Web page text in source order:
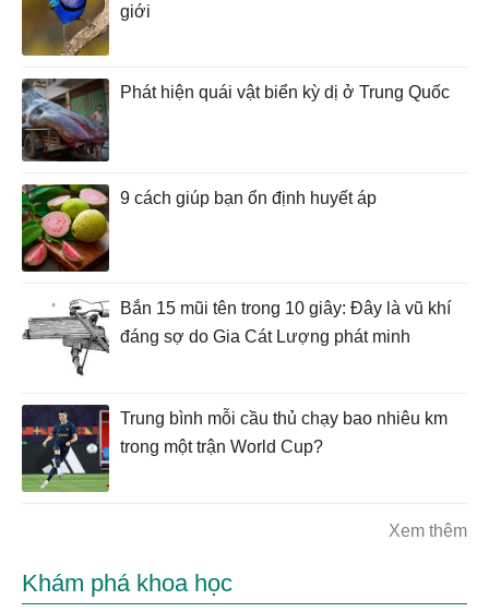
giới
Phát hiện quái vật biển kỳ dị ở Trung Quốc
9 cách giúp bạn ổn định huyết áp
Bắn 15 mũi tên trong 10 giây: Đây là vũ khí
đáng sợ do Gia Cát Lượng phát minh
Trung bình mỗi cầu thủ chạy bao nhiêu km
trong một trận World Cup?
Xem thêm
Khám phá khoa học